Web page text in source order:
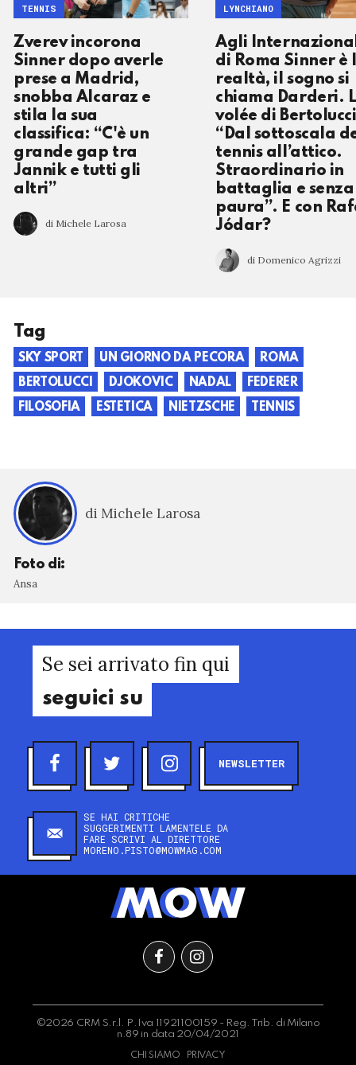
Zverev incorona
Sinner dopo averle
prese a Madrid,
snobba Alcaraz e
stila la sua
classifica: “C'è un
grande gap tra
Jannik e tutti gli
altri”
di Michele Larosa
TENNIS
Agli
di Roma Sinner è
realtà, il sogno si
chiama Darderi.
volée di
“Dal sottoscala
tennis all’attico.
Straordinario in
battaglia e senza
paura”. E con
Jódar?
di Domenico Agrizzi
LYNCHIANO
Tag
SKY SPORT UN GIORNO DA PECORA
ROMA
BERTOLUCCI
DJOKOVIC NADAL
FEDERER
FILOSOFIA
ESTETICA NIETZSCHE TENNIS
di Michele Larosa
Foto di:
Ansa
Se sei arrivato fin qui
seguici su
NEWSLETTER
SE HAI CRITICHE
SUGGERIMENTI LAMENTELE DA
FARE SCRIVI AL DIRETTORE
MORENO.PISTO@MOWMAG.COM
©2026 CRM S.r.l. P.Iva 11921100159 - Reg. Trib. di Milano
n.89 in data 20/04/2021
CHI SIAMO PRIVACY